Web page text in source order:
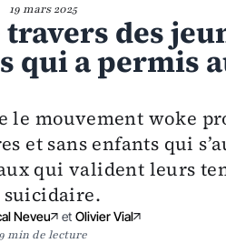
19 mars 2025
des
qui a permis
le mouvement woke
et sans enfants qui
qui valident leurs
suicidaire.
Neveu et Olivier Vial
9 min de lecture